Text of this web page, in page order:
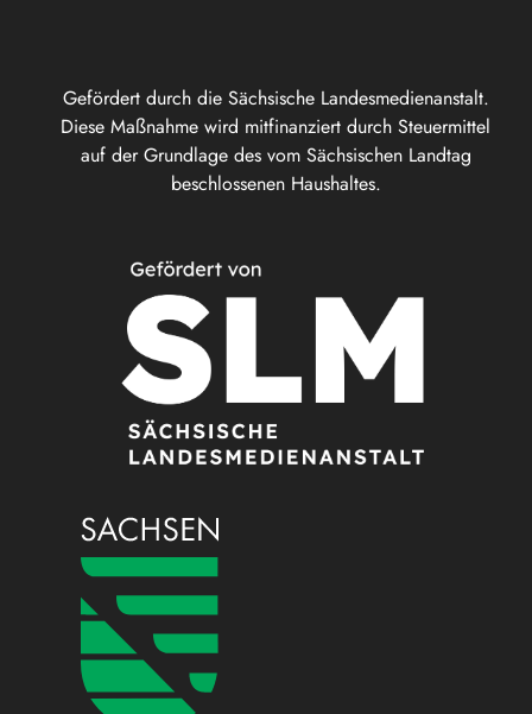
Gefördert durch die Sächsische Landesmedienanstalt.
Diese Maßnahme wird mitfinanziert durch Steuermittel
auf der Grundlage des vom Sächsischen Landtag
beschlossenen Haushaltes.